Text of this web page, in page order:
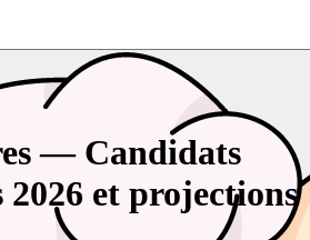
— Candidats
et projections